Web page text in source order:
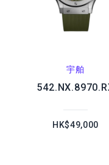
宇舶
HK$49,000